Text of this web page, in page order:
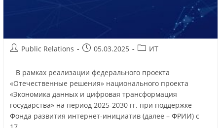
Public Relations 05.03.2025 ИТ
В рамках реализации федерального проекта
«Отечественные решения» национального проекта
«Экономика данных и цифровая трансформация
государства» на период 2025-2030 гг. при поддержке
Фонда развития интернет-инициатив (далее – ФРИИ) с